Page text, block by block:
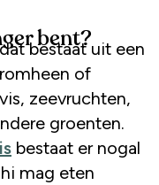
bent?
of
zeevruchten,
groenten.
bestaat er nogal
mag eten